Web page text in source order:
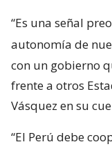
“Es una señal
autonomía de
con un gobierno
frente a otros
Vásquez en su
“El Perú debe